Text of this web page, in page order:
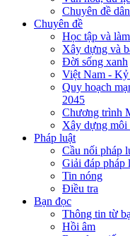
Chuyên đề
Chuyên đề
Học tập và
Xây dựng và
Đời sống xanh
Việt Nam -
Quy hoạch
2045
Chương trình
Xây dựng môi
Pháp luật
Cầu nối pháp
Giải đáp pháp
Tin nóng
Điều tra
Bạn đọc
Thông tin từ
Hồi âm